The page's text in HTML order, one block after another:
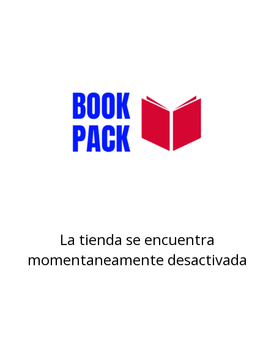
La tienda se encuentra
momentaneamente desactivada